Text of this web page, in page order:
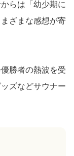
らは「幼少期に
ざまな感想が寄
勝者の熱波を受
ズなどサウナー